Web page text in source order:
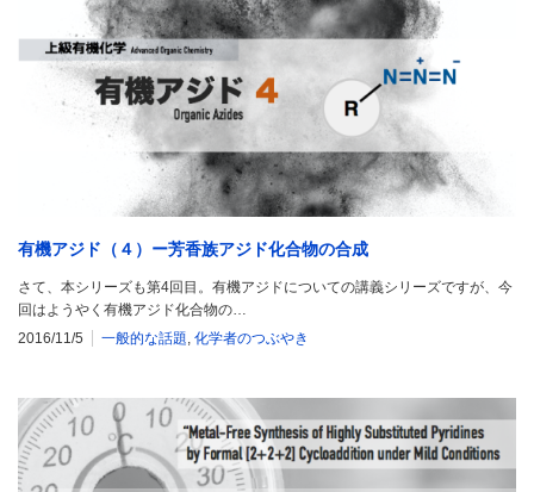
有機アジド（４）ー芳香族アジド化合物の合成
さて、本シリーズも第4回目。有機アジドについての講義シリーズですが、今
回はようやく有機アジド化合物の…
2016/11/5
一般的な話題, 化学者のつぶやき